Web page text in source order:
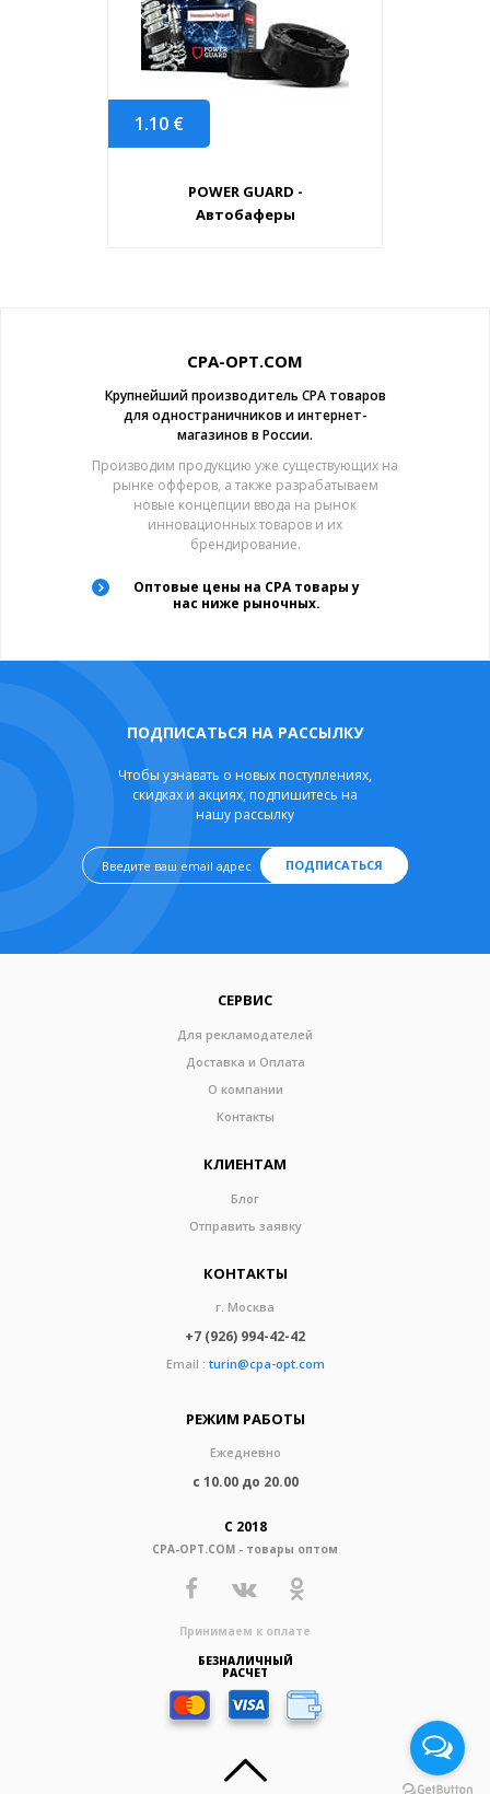
1.10 €
POWER GUARD -
Автобаферы
CPA-OPT.COM
Крупнейший производитель CPA товаров
для одностраничников и интернет-
магазинов в России.
Производим продукцию уже существующих на
рынке офферов, а также разрабатываем
новые концепции ввода на рынок
инновационных товаров и их
брендирование.
Оптовые цены на CPA товары у
нас ниже рыночных.
ПОДПИСАТЬСЯ НА РАССЫЛКУ
Чтобы узнавать о новых поступлениях,
скидках и акциях, подпишитесь на
нашу рассылку
ПОДПИСАТЬСЯ
СЕРВИС
Для рекламодателей
Доставка и Оплата
О компании
Контакты
КЛИЕНТАМ
Блог
Отправить заявку
КОНТАКТЫ
г. Москва
+7 (926) 994-42-42
Email : turin@cpa-opt.com
РЕЖИМ РАБОТЫ
Ежедневно
с 10.00 до 20.00
С 2018
CPA-OPT.COM - товары оптом
Принимаем к оплате
БЕЗНАЛИЧНЫЙ
РАСЧЕТ